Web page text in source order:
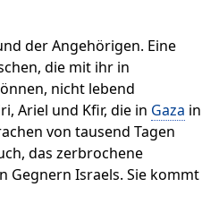
der Angehörigen. Eine
die mit ihr in
nicht lebend
Ariel und Kfir, die in Gaza in
von tausend Tagen
das zerbrochene
Gegnern Israels. Sie kommt